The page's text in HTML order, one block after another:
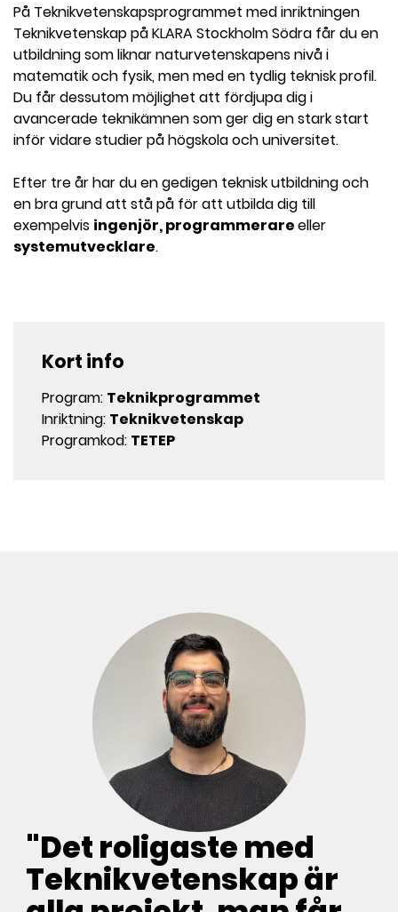
På Teknikvetenskapsprogrammet med inriktningen
Teknikvetenskap på KLARA Stockholm Södra får du en
utbildning som liknar naturvetenskapens nivå i
matematik och fysik, men med en tydlig teknisk profil.
Du får dessutom möjlighet att fördjupa dig i
avancerade teknikämnen som ger dig en stark start
inför vidare studier på högskola och universitet.
Efter tre år har du en gedigen teknisk utbildning och
en bra grund att stå på för att utbilda dig till
exempelvis ingenjör, programmerareeller
systemutvecklare.
Kort info
Program: Teknikprogrammet
Inriktning: Teknikvetenskap
Programkod: TETEP
"Det roligaste med
Teknikvetenskap är